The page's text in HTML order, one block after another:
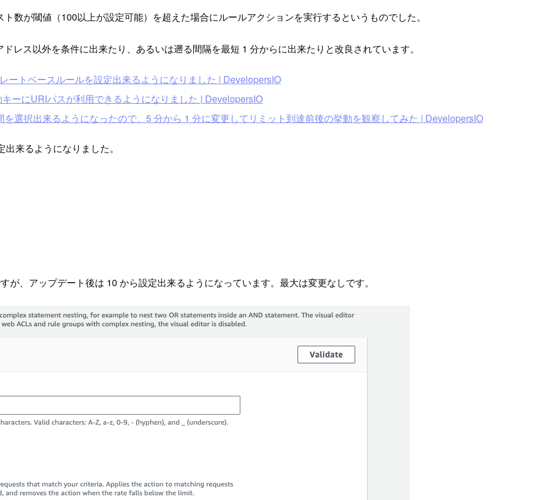
数が閾値（100以上が設定可能）を超えた場合にルールアクションを実行するというものでした。
レス以外を条件に出来たり、あるいは遡る間隔を最短 1 分からに出来たりと改良されています。
ートベースルールを設定出来るようになりました | DevelopersIO
ーにURIパスが利用できるようになりました | DevelopersIO
選択出来るようになったので、5 分から 1 分に変更してリミット到達前後の挙動を観察してみた | DevelopersIO
来るようになりました。
、アップデート後は 10 から設定出来るようになっています。最大は変更なしです。